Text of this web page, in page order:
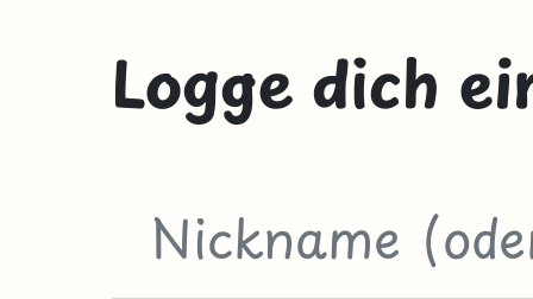
Logge dich